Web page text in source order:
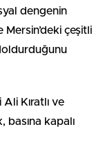
dengenin
Mersin’deki çeşitli
Kıratlı ve
basına kapalı